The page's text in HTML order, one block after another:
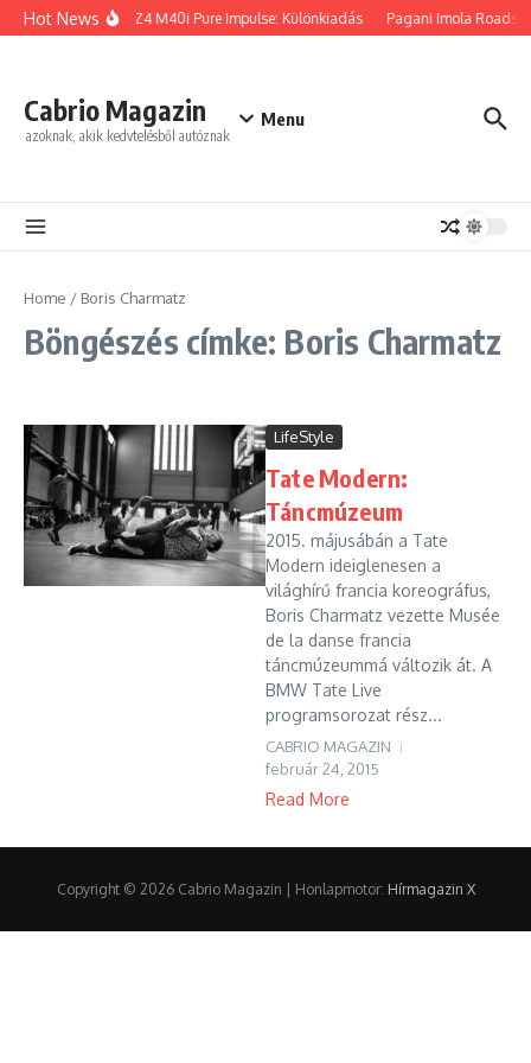
Ugrás a tartalomhoz
Hot NewsBMW Z4 M40i Pure Impulse: Különkiadás Pagani Imola
Cabrio Magazin
azoknak, akik kedvtelésből autóznak
Menu
Home / Boris Charmatz
Böngészés címke: Boris Charmatz
LifeStyle
Tate Modern:
Táncmúzeum
2015. májusábán a Tate
Modern ideiglenesen a
világhírű francia koreográfus,
Boris Charmatz vezette Musée
de la danse francia
táncmúzeummá változik át. A
BMW Tate Live
programsorozat rész...
CABRIO MAGAZIN
február 24, 2015
Read More
Copyright © 2026 Cabrio Magazin | Honlapmotor: Hírmagazin X